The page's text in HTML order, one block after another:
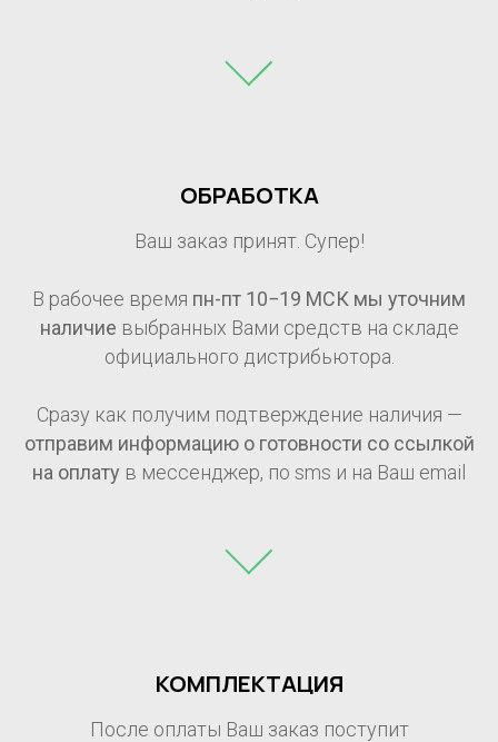
ОБРАБОТКА
Ваш заказ принят. Супер!
В рабочее время пн-пт 10−19 МСК мы уточним
наличие выбранных Вами средств на складе
официального дистрибьютора.
Сразу как получим подтверждение наличия —
отправим информацию о готовности со ссылкой
на оплату в мессенджер, по sms и на Ваш email
КОМПЛЕКТАЦИЯ
После оплаты Ваш заказ поступит